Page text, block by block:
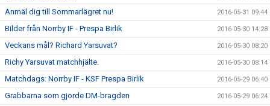
Anmäl dig till Sommarlägret nu! 2016-05-31 09:44
Bilder från Norrby IF - Prespa Birlik 2016-05-30 14:28
Veckans mål? Richard Yarsuvat? 2016-05-30 08:20
Richy Yarsuvat matchhjälte. 2016-05-30 08:14
Matchdags: Norrby IF - KSF Prespa Birlik 2016-05-29 06:40
Grabbarna som gjorde DM-bragden 2016-05-29 06:24